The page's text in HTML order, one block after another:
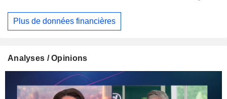
Plus de données financières
Analyses / Opinions